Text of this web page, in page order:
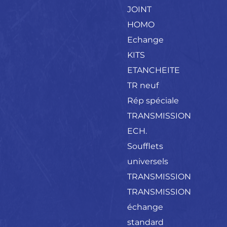
JOINT
HOMO
Echange
KITS
ETANCHEITE
TR neuf
Rép spéciale
TRANSMISSION
ECH.
Soufflets
universels
TRANSMISSION
TRANSMISSION
échange
standard